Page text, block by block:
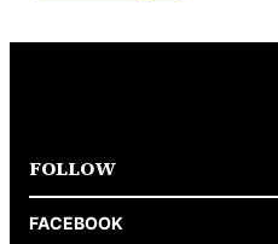
FOLLOW
FACEBOOK